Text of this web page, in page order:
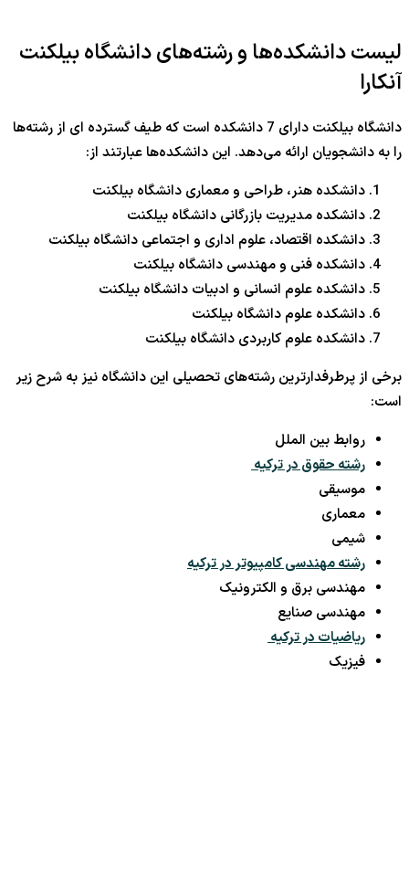
لیست دانشکده‌ها و رشته‌های دانشگاه بیلکنت
آنکارا
دانشگاه بیلکنت دارای 7 دانشکده است که طیف گسترده ای از رشته‌ها
را به دانشجویان ارائه می‌دهد. این دانشکده‌ها عبارتند از:
دانشکده هنر، طراحی و معماری دانشگاه بیلکنت
دانشکده مدیریت بازرگانی دانشگاه بیلکنت
دانشکده اقتصاد، علوم اداری و اجتماعی دانشگاه بیلکنت
دانشکده فنی و مهندسی دانشگاه بیلکنت
دانشکده علوم انسانی و ادبیات دانشگاه بیلکنت
دانشکده علوم دانشگاه بیلکنت
دانشکده علوم کاربردی دانشگاه بیلکنت
برخی از پرطرفدارترین رشته‌های تحصیلی این دانشگاه نیز به شرح زیر
است:
روابط بین الملل
رشته حقوق در ترکیه
موسیقی
معماری
شیمی
رشته مهندسی کامپیوتر در ترکیه
مهندسی برق و الکترونیک
مهندسی صنایع
ریاضیات در ترکیه
فیزیک